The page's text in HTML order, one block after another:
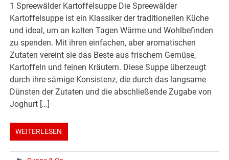
1 Spreewälder Kartoffelsuppe Die Spreewälder
Kartoffelsuppe ist ein Klassiker der traditionellen Küche
und ideal, um an kalten Tagen Wärme und Wohlbefinden
zu spenden. Mit ihren einfachen, aber aromatischen
Zutaten vereint sie das Beste aus frischem Gemüse,
Kartoffeln und feinen Kräutern. Diese Suppe überzeugt
durch ihre sämige Konsistenz, die durch das langsame
Dünsten der Zutaten und die abschließende Zugabe von
Joghurt […]
WEITERLESEN